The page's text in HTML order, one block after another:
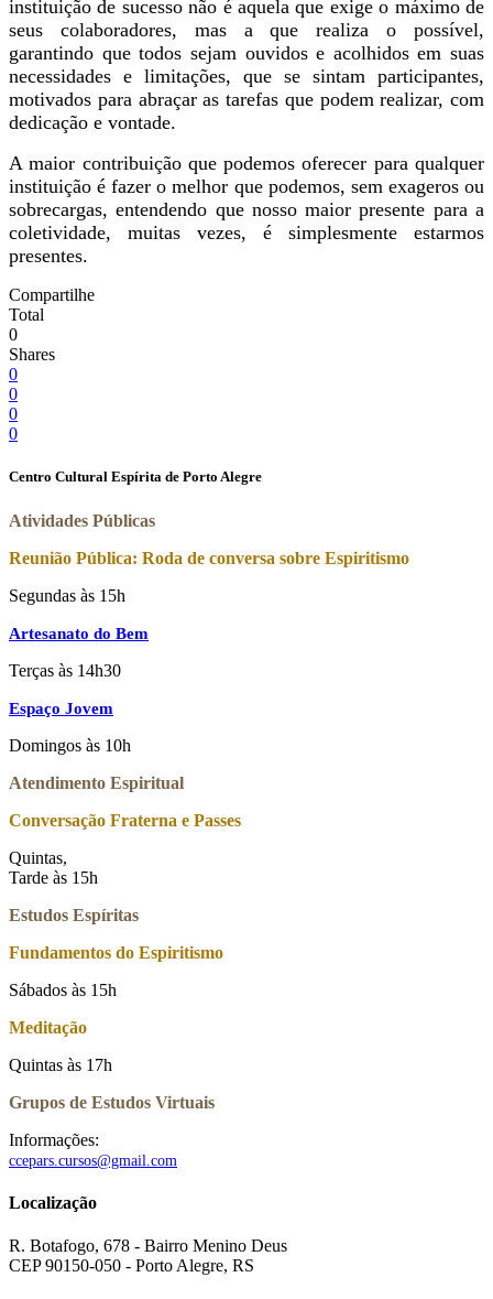
instituição de sucesso não é aquela que exige o máximo de
seus colaboradores, mas a que realiza o possível,
garantindo que todos sejam ouvidos e acolhidos em suas
necessidades e limitações, que se sintam participantes,
motivados para abraçar as tarefas que podem realizar, com
dedicação e vontade.
A maior contribuição que podemos oferecer para qualquer
instituição é fazer o melhor que podemos, sem exageros ou
sobrecargas, entendendo que nosso maior presente para a
coletividade, muitas vezes, é simplesmente estarmos
presentes.
Compartilhe
Total
0
Shares
0
0
0
0
Centro Cultural Espírita de Porto Alegre
Atividades Públicas
Reunião Pública: Roda de conversa sobre Espiritismo
Segundas às 15h
Artesanato do Bem
Terças às 14h30
Espaço Jovem
Domingos às 10h
Atendimento Espiritual
Conversação Fraterna e Passes
Quintas,
Tarde às 15h
Estudos Espíritas
Fundamentos do Espiritismo
Sábados às 15h
Meditação
Quintas às 17h
Grupos de Estudos Virtuais
Informações:
ccepars.cursos@gmail.com
Localização
R. Botafogo, 678 - Bairro Menino Deus
CEP 90150-050 - Porto Alegre, RS